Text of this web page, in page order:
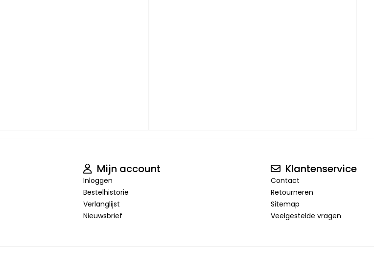
Mijn account
Inloggen
Bestelhistorie
Verlanglijst
Nieuwsbrief
Klantenservice
Contact
Retourneren
Sitemap
Veelgestelde vragen